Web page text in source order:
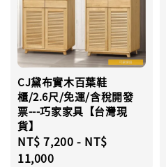
CJ黛布實木百葉鞋
櫃/2.6尺/免運/含稅開發
票---巧家家具【台灣現
貨】
Regular
price
NT$ 7,200 - NT$
11,000